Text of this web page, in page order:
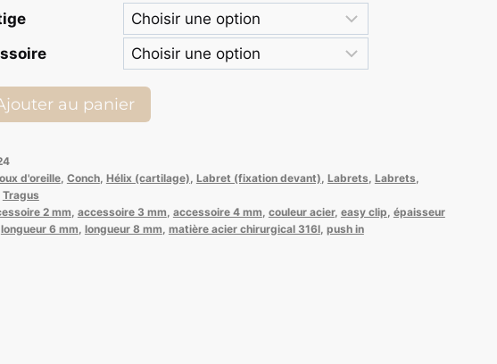
au panier
d'oreille, Conch, Hélix (cartilage) Labret (fixation devant) Labrets Labrets
Tragus
2 mm accessoire 3 mm accessoire 4 mm couleur acier, easy clip épaisseur
longueur 6 mm longueur 8 mm matière acier chirurgical 316l, push in